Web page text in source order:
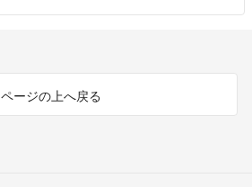
ページの上へ戻る